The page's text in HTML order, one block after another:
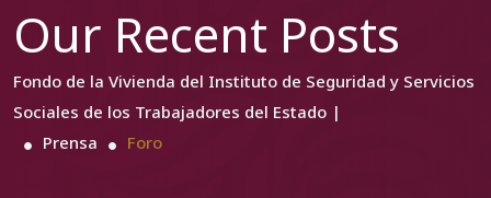
Our Recent Posts
Fondo de la Vivienda del Instituto de Seguridad y Servicios
Sociales de los Trabajadores del Estado |
Prensa
Foro